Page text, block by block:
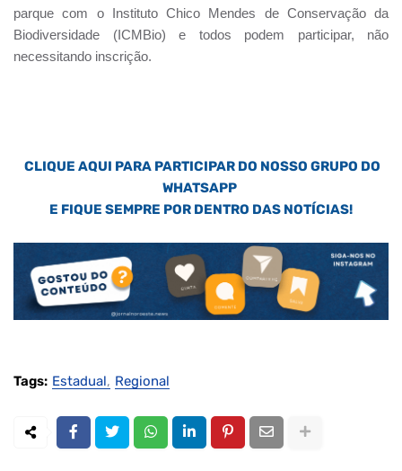
parque com o Instituto Chico Mendes de Conservação da
Biodiversidade (ICMBio) e todos podem participar, não
necessitando inscrição.
CLIQUE AQUI PARA PARTICIPAR DO NOSSO GRUPO DO
WHATSAPP
E FIQUE SEMPRE POR DENTRO DAS NOTÍCIAS!
Tags: Estadual Regional